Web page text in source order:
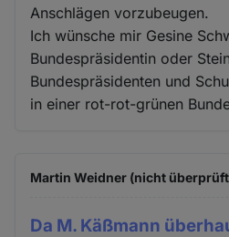
Anschlägen vorzubeugen.
Ich wünsche mir Gesine
Bundespräsidentin oder
Bundespräsidenten und
in einer rot-rot-grünen
Martin Weidner (nicht
Da M. Käßmann